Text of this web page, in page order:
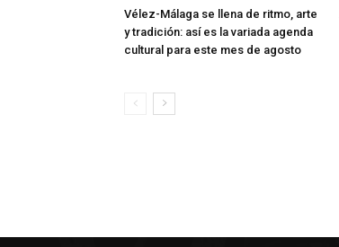
Vélez-Málaga se llena de ritmo, arte
y tradición: así es la variada agenda
cultural para este mes de agosto